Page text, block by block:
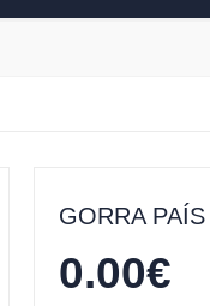
GORRA
0.00€